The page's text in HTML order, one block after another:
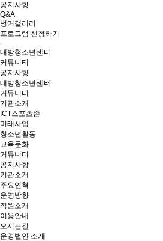
공지사항
Q&A
벙커갤러리
프로그램 신청하기
대방청소년센터
커뮤니티
공지사항
대방청소년센터
커뮤니티
기관소개
ICT스포츠존
미래사업
청소년활동
교육문화
커뮤니티
공지사항
기관소개
주요연혁
운영방향
직원소개
이용안내
오시는길
운영법인 소개